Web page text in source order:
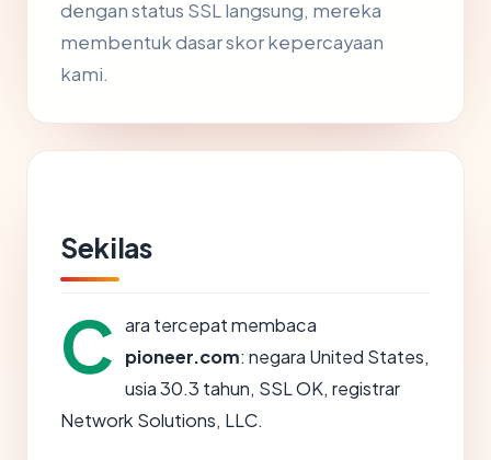
dengan status SSL langsung, mereka
membentuk dasar skor kepercayaan
kami.
Sekilas
C ara tercepat membaca
pioneer.com: negara United States,
usia 30.3 tahun, SSL OK, registrar
Network Solutions, LLC.